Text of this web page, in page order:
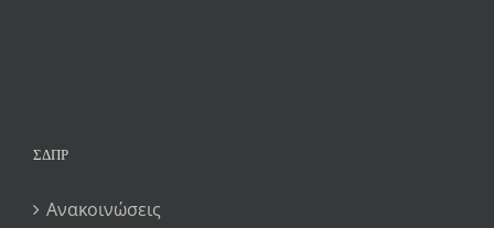
ΣΔΠΡ
Ανακοινώσεις